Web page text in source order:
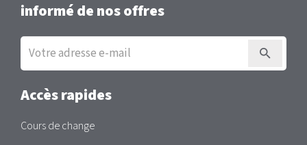
informé de nos offres
Inscription
la
newsletter
Accès rapides
Cours de change